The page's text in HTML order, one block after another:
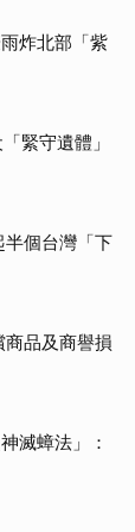
炸北部「紫
緊守遺體」
半個台灣「下
品及商譽損
滅蟑法」：